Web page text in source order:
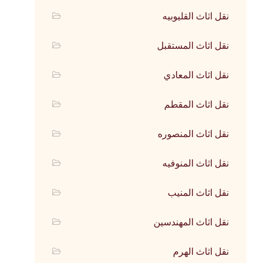
نقل اثاث القليوبيه
نقل اثاث المستقبل
نقل اثاث المعادي
نقل اثاث المقطم
نقل اثاث المنصوره
نقل اثاث المنوفيه
نقل اثاث المنيب
نقل اثاث المهندسين
نقل اثاث الهرم